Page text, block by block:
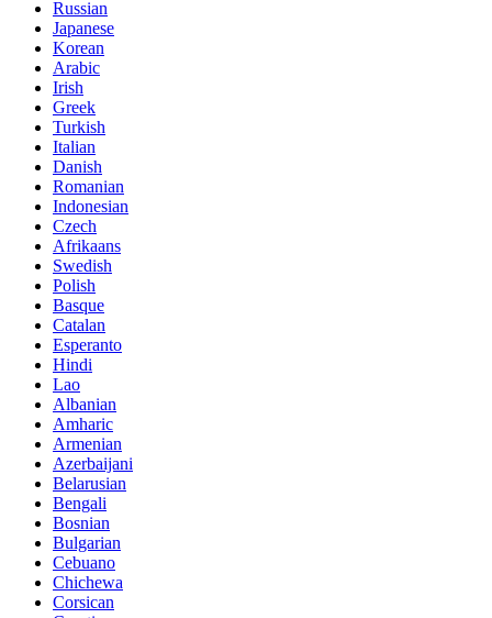
Russian
Japanese
Korean
Arabic
Irish
Greek
Turkish
Italian
Danish
Romanian
Indonesian
Czech
Afrikaans
Swedish
Polish
Basque
Catalan
Esperanto
Hindi
Lao
Albanian
Amharic
Armenian
Azerbaijani
Belarusian
Bengali
Bosnian
Bulgarian
Cebuano
Chichewa
Corsican